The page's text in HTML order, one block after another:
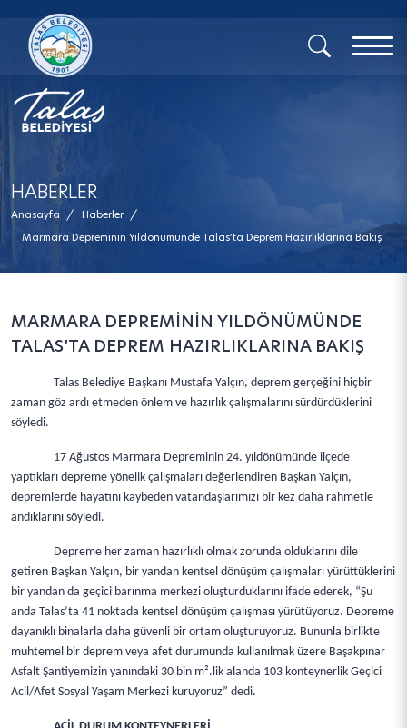
x
HABERLER
Anasayfa / Haberler /
Marmara Depreminin Yıldönümünde Talas’ta Deprem Hazırlıklarına Bakış
MARMARA DEPREMİNİN YILDÖNÜMÜNDE
TALAS’TA DEPREM HAZIRLIKLARINA BAKIŞ
Talas Belediye Başkanı Mustafa Yalçın, deprem gerçeğini hiçbir
zaman göz ardı etmeden önlem ve hazırlık çalışmalarını sürdürdüklerini
söyledi.
17 Ağustos Marmara Depreminin 24. yıldönümünde ilçede
yaptıkları depreme yönelik çalışmaları değerlendiren Başkan Yalçın,
depremlerde hayatını kaybeden vatandaşlarımızı bir kez daha rahmetle
andıklarını söyledi.
Depreme her zaman hazırlıklı olmak zorunda olduklarını dile
getiren Başkan Yalçın, bir yandan kentsel dönüşüm çalışmaları yürüttüklerini
bir yandan da geçici barınma merkezi oluşturduklarını ifade ederek, “Şu
anda Talas’ta 41 noktada kentsel dönüşüm çalışması yürütüyoruz. Depreme
dayanıklı binalarla daha güvenli bir ortam oluşturuyoruz. Bununla birlikte
muhtemel bir deprem veya afet durumunda kullanılmak üzere Başakpınar
Asfalt Şantiyemizin yanındaki 30 bin m².lik alanda 103 konteynerlik Geçici
Acil/Afet Sosyal Yaşam Merkezi kuruyoruz” dedi.